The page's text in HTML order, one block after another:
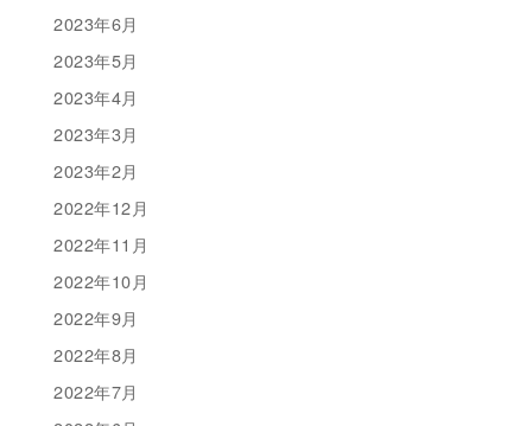
2023年6月
2023年5月
2023年4月
2023年3月
2023年2月
2022年12月
2022年11月
2022年10月
2022年9月
2022年8月
2022年7月